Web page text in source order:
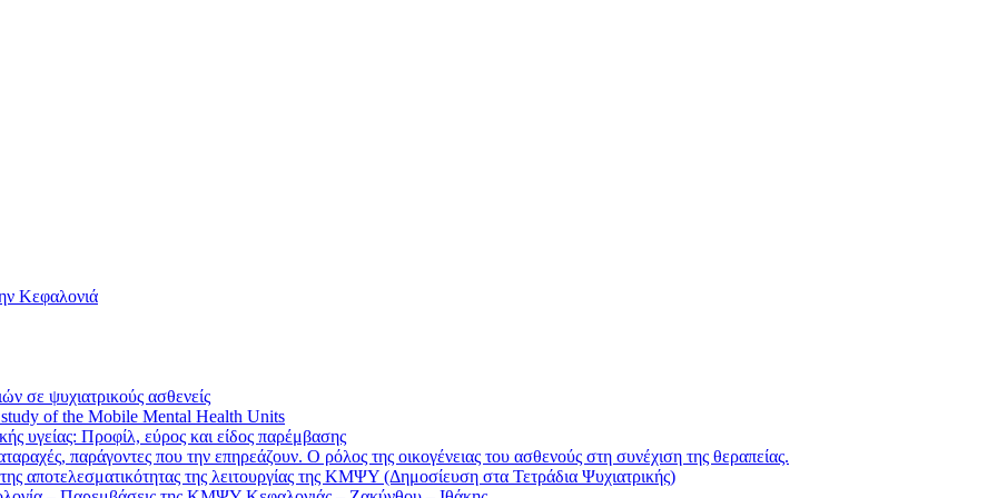
Κεφαλονιά
σε ψυχιατρικούς ασθενείς
of the Mobile Mental Health Units
υγείας: Προφίλ, εύρος και είδος παρέμβασης
παράγοντες που την επηρεάζουν. Ο ρόλος της οικογένειας του ασθενούς στη συνέχιση της θεραπείας.
αποτελεσματικότητας της λειτουργίας της ΚΜΨΥ (Δημοσίευση στα Τετράδια Ψυχιατρικής)